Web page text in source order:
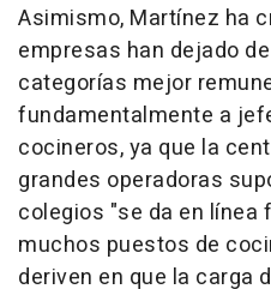
Asimismo, Martínez ha
empresas han dejado
categorías mejor
fundamentalmente a
cocineros, ya que la
grandes operadoras
colegios "se da en línea
muchos puestos de
deriven en que la carga